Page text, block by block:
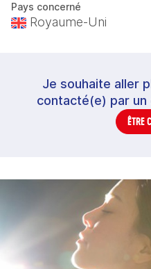
Pays concerné
Royaume-Uni
Je souhaite aller
contacté(e) par
ÊTRE